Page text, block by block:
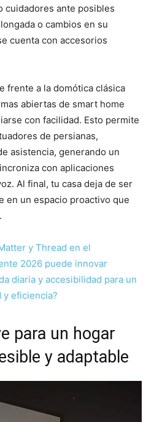
cuidadores ante posibles
o cambios en su
cuenta con accesorios
frente a la domótica clásica
abiertas de smart home
con facilidad. Esto permite
de persianas,
asistencia, generando un
con aplicaciones
Al final, tu casa deja de ser
en un espacio proactivo que
y Thread en el
2026 puede innovar
diaria y accesibilidad para un
y eficiencia?
para un hogar
y adaptable